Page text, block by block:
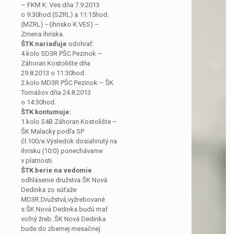
– FKM K. Ves dňa 7.9.2013
o 9:30hod.(SZRL) a 11:15hod.
(MZRL) –(ihrisko K.VES) –
Zmena ihriska.
ŠTK nariaďuje odohrať:
4.kolo SD3R PŠC Pezinok –
Záhoran Kostolište dňa
29.8.2013 o 11:30hod.
2.kolo MD3R PŠC Pezinok – ŠK
Tomášov dňa 24.8.2013
o 14:30hod.
ŠTK kontumuje:
1.kolo S4B Záhoran Kostolište –
ŠK Malacky podľa SP
čl.100/e.Výsledok dosiahnutý na
ihrisku (10:0) ponechávame
v platnosti.
ŠTK berie na vedomie
odhlásenie družstva ŠK Nová
Dedinka zo súťaže
MD3R.Družstvá,vyžrebované
s ŠK Nová Dedinka budú mať
voľný žreb. ŠK Nová Dedinka
bude do zbernej mesačnej